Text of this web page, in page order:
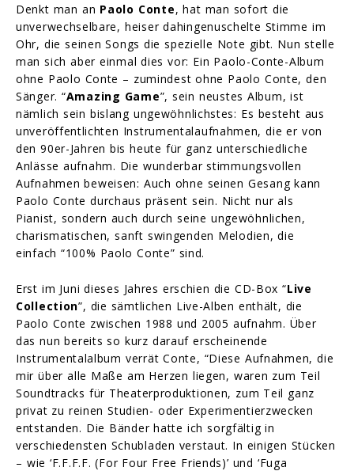
Denkt man an Paolo Conte, hat man sofort die
unverwechselbare, heiser dahingenuschelte Stimme im
Ohr, die seinen Songs die spezielle Note gibt. Nun stelle
man sich aber einmal dies vor: Ein Paolo-Conte-Album
ohne Paolo Conte – zumindest ohne Paolo Conte, den
Sänger. “Amazing Game”, sein neustes Album, ist
nämlich sein bislang ungewöhnlichstes: Es besteht aus
unveröffentlichten Instrumentalaufnahmen, die er von
den 90er-Jahren bis heute für ganz unterschiedliche
Anlässe aufnahm. Die wunderbar stimmungsvollen
Aufnahmen beweisen: Auch ohne seinen Gesang kann
Paolo Conte durchaus präsent sein. Nicht nur als
Pianist, sondern auch durch seine ungewöhnlichen,
charismatischen, sanft swingenden Melodien, die
einfach “100% Paolo Conte” sind.
Erst im Juni dieses Jahres erschien die CD-Box “Live
Collection”, die sämtlichen Live-Alben enthält, die
Paolo Conte zwischen 1988 und 2005 aufnahm. Über
das nun bereits so kurz darauf erscheinende
Instrumentalalbum verrät Conte, “Diese Aufnahmen, die
mir über alle Maße am Herzen liegen, waren zum Teil
Soundtracks für Theaterproduktionen, zum Teil ganz
privat zu reinen Studien- oder Experimentierzwecken
entstanden. Die Bänder hatte ich sorgfältig in
verschiedensten Schubladen verstaut. In einigen Stücken
– wie ‘F.F.F.F. (For Four Free Friends)’ und ‘Fuga